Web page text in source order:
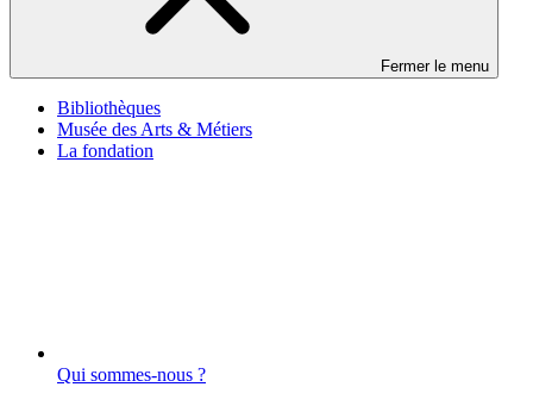
Fermer le menu
Bibliothèques
Musée des Arts & Métiers
La fondation
Qui sommes-nous ?